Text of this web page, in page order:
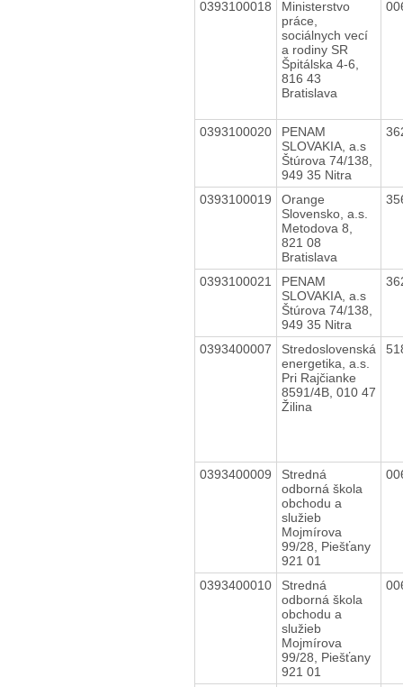
0393100018
Ministerstvo
práce,
sociálnych vecí
a rodiny SR
Špitálska 4-6,
816 43
Bratislava
0393100020
PENAM
SLOVAKIA, a.s
Štúrova 74/138,
949 35 Nitra
0393100019
Orange
Slovensko, a.s.
Metodova 8,
821 08
Bratislava
0393100021
PENAM
SLOVAKIA, a.s
Štúrova 74/138,
949 35 Nitra
0393400007
Stredoslovenská
energetika, a.s.
Pri Rajčianke
8591/4B, 010 47
Žilina
0393400009
Stredná
odborná škola
obchodu a
služieb
Mojmírova
99/28, Piešťany
921 01
0393400010
Stredná
odborná škola
obchodu a
služieb
Mojmírova
99/28, Piešťany
921 01